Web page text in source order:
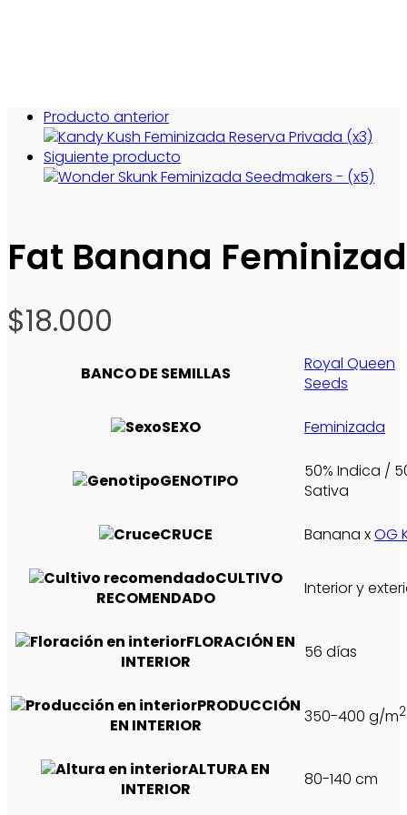
Producto anterior
Siguiente producto
Fat Banana
$18.000
BANCO DE SEMILLAS
Royal Queen
Seeds
SEXO Feminizada
GENOTIPO
50% Indica /
Sativa
CRUCE Banana xOG
CULTIVO
RECOMENDADO
Interior y
FLORACIÓN EN
INTERIOR
56 días
PRODUCCIÓN
EN INTERIOR
350-400 g/m2
ALTURA EN
INTERIOR
80-140 cm